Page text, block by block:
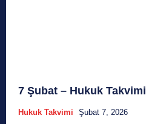
7 Şubat – Hukuk Takvimi
Hukuk Takvimi Şubat 7, 2026